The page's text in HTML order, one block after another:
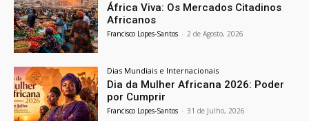
África Viva: Os Mercados Citadinos
Africanos
Francisco Lopes-Santos - 2 de Agosto, 2026
Dias Mundiais e Internacionais
Dia da Mulher Africana 2026: Poder
por Cumprir
Francisco Lopes-Santos - 31 de Julho, 2026